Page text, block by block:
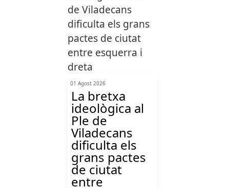
01 Agost 2026
La bretxa
ideològica al
Ple de
Viladecans
dificulta els
grans pactes
de ciutat
entre